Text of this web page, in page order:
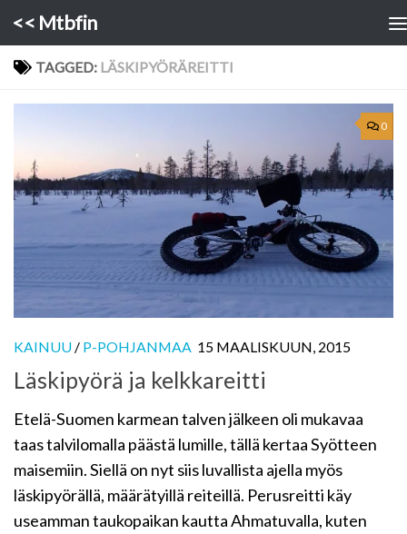
Skip to content
<< Mtbfin
TAGGED: LÄSKIPYÖRÄREITTI
0
KAINUU / P-POHJANMAA 15 MAALISKUUN, 2015
Läskipyörä ja kelkkareitti
Etelä-Suomen karmean talven jälkeen oli mukavaa
taas talvilomalla päästä lumille, tällä kertaa Syötteen
maisemiin. Siellä on nyt siis luvallista ajella myös
läskipyörällä, määrätyillä reiteillä. Perusreitti käy
useamman taukopaikan kautta Ahmatuvalla, kuten